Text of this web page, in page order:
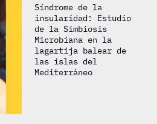
Síndrome de la
insularidad: Estudio
de la Simbiosis
Microbiana en la
lagartija balear de
las islas del
Mediterráneo